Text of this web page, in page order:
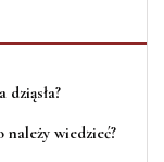
wiedzieć?